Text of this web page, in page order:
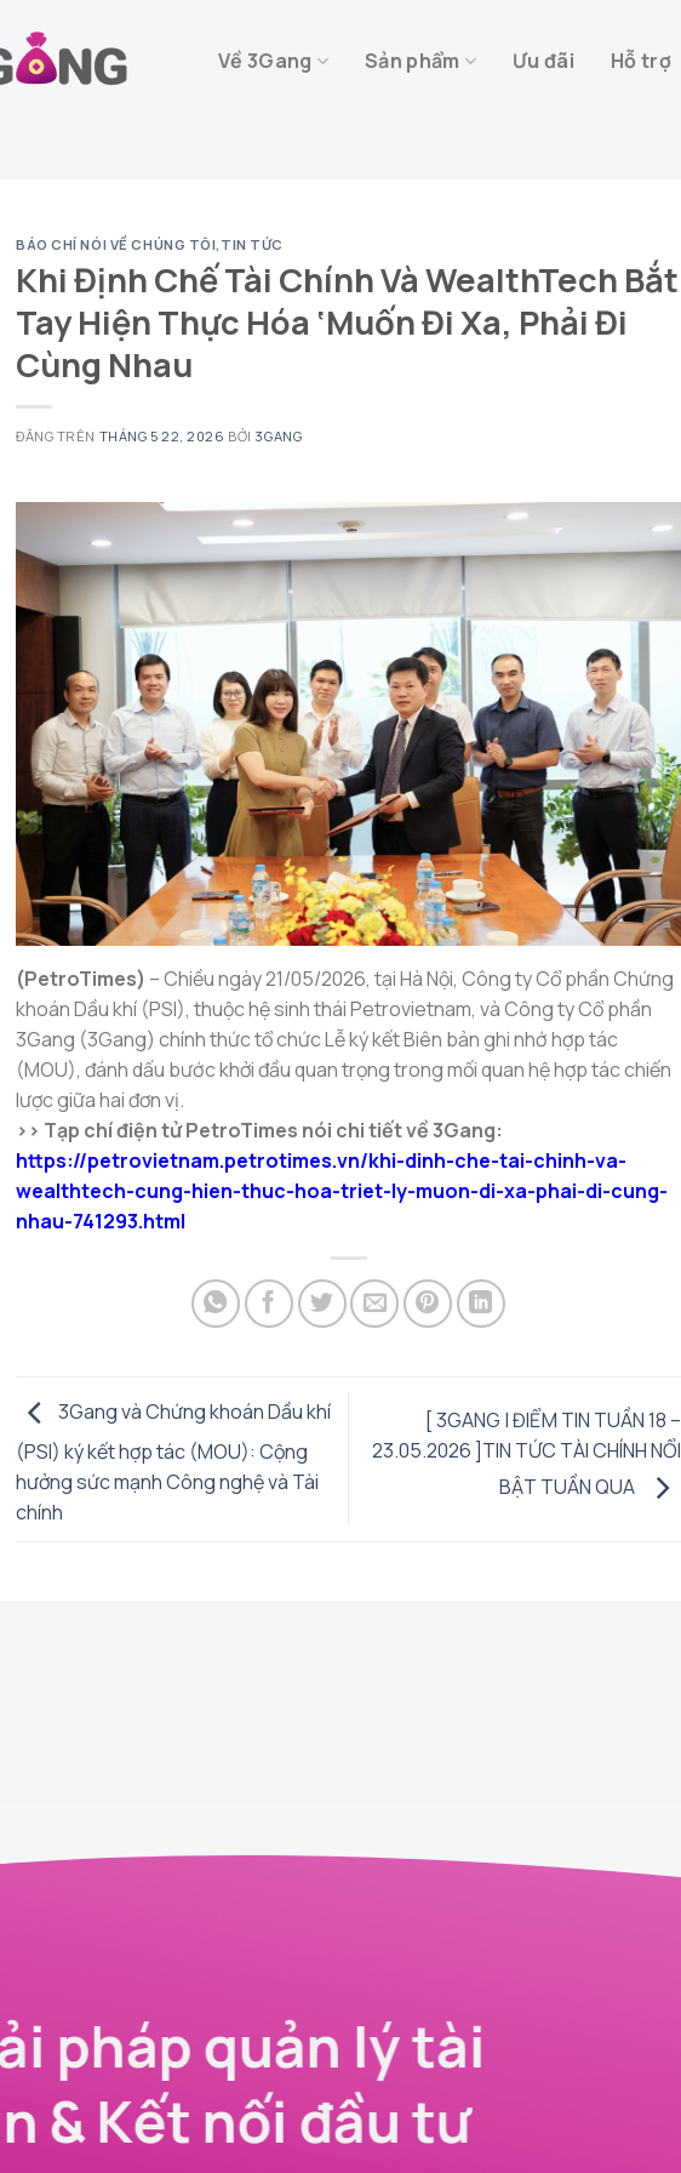
Về 3Gang Sản phẩm Ưu đãi Hỗ trợ
BÁO CHÍ NÓI VỀ CHÚNG TÔI, TIN TỨC
Khi Định Chế Tài Chính Và WealthTech Bắt
Tay Hiện Thực Hóa ‘Muốn Đi Xa, Phải Đi
Cùng Nhau
ĐĂNG TRÊN THÁNG 5 22, 2026 BỞI 3GANG
(PetroTimes) –Chiều ngày 21/05/2026, tại Hà Nội, Công ty Cổ phần Chứng
khoán Dầu khí (PSI), thuộc hệ sinh thái Petrovietnam, và Công ty Cổ phần
3Gang (3Gang) chính thức tổ chức Lễ ký kết Biên bản ghi nhớ hợp tác
(MOU), đánh dấu bước khởi đầu quan trọng trong mối quan hệ hợp tác chiến
lược giữa hai đơn vị.
>> Tạp chí điện tử PetroTimes nói chi tiết về 3Gang:
https://petrovietnam.petrotimes.vn/khi-dinh-che-tai-chinh-va-
wealthtech-cung-hien-thuc-hoa-triet-ly-muon-di-xa-phai-di-cung-
nhau-741293.html
3Gang và Chứng khoán Dầu khí
(PSI) ký kết hợp tác (MOU): Cộng
hưởng sức mạnh Công nghệ và Tài
chính
[ 3GANG | ĐIỂM TIN TUẦN 18 –
23.05.2026 ]TIN TỨC TÀI CHÍNH NỔI
BẬT TUẦN QUA
pháp quản lý tài
& Kết nối đầu tư